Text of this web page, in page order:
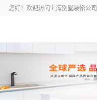
您好！欢迎访问上海别墅装修公司